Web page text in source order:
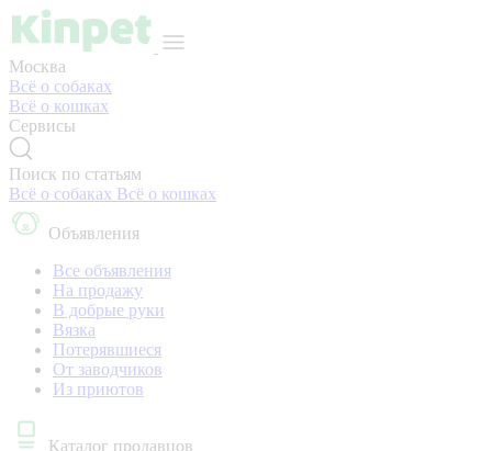
Москва
Всё о собаках
Всё о кошках
Сервисы
Поиск по статьям
Всё о собаках Всё о кошках
Объявления
Все объявления
На продажу
В добрые руки
Вязка
Потерявшиеся
От заводчиков
Из приютов
Каталог продавцов